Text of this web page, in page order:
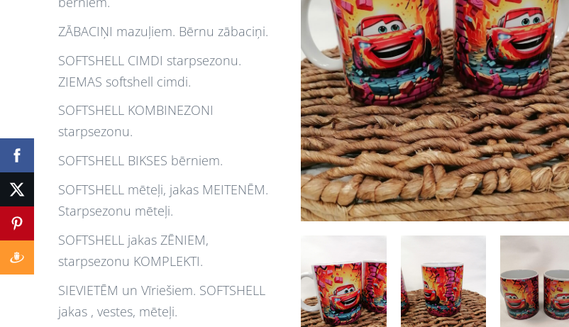
ZĀBACIŅI mazuļiem. Bērnu zābaciņi.
SOFTSHELL CIMDI starpsezonu.
ZIEMAS softshell cimdi.
SOFTSHELL KOMBINEZONI
starpsezonu.
SOFTSHELL BIKSES bērniem.
SOFTSHELL mēteļi, jakas MEITENĒM.
Starpsezonu mēteļi.
SOFTSHELL jakas ZĒNIEM,
starpsezonu KOMPLEKTI.
SIEVIETĒM un Vīriešiem. SOFTSHELL
jakas , vestes, mēteļi.